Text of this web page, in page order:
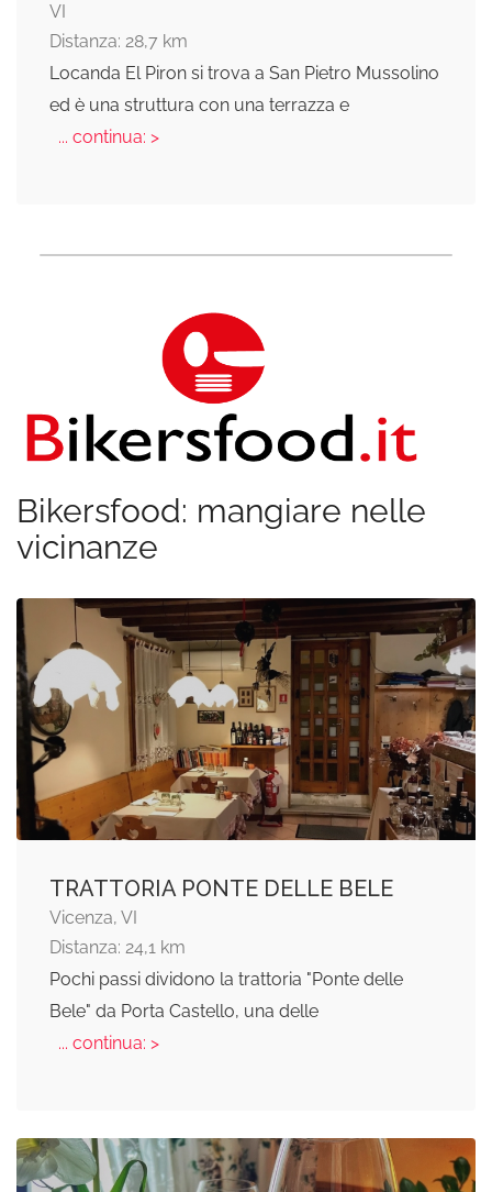
VI
Distanza: 28,7 km
Locanda El Piron si trova a San Pietro Mussolino
ed è una struttura con una terrazza e
... continua: >
Bikersfood: mangiare nelle
vicinanze
TRATTORIA PONTE DELLE BELE
Vicenza, VI
Distanza: 24,1 km
Pochi passi dividono la trattoria "Ponte delle
Bele" da Porta Castello, una delle
... continua: >